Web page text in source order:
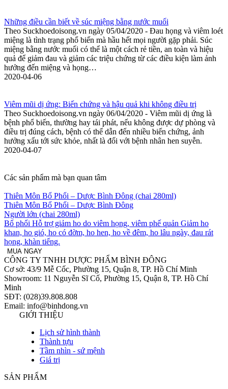
Những điều cần biết về súc miệng bằng nước muối
Theo Suckhoedoisong.vn ngày 05/04/2020 - Đau họng và viêm loét
miệng là tình trạng phổ biến mà hầu hết mọi người gặp phải. Súc
miệng bằng nước muối có thể là một cách rẻ tiền, an toàn và hiệu
quả để giảm đau và giảm các triệu chứng từ các điều kiện làm ảnh
hưởng đến miệng và họng…
2020-04-06
Viêm mũi dị ứng: Biến chứng và hậu quả khi không điều trị
Theo Suckhoedoisong.vn ngày 06/04/2020 - Viêm mũi dị ứng là
bệnh phổ biến, thường hay tái phát, nếu không được dự phòng và
điều trị đúng cách, bệnh có thể dẫn đến nhiều biến chứng, ảnh
hưởng xấu tới sức khỏe, nhất là đối với bệnh nhân hen suyễn.
2020-04-07
Các sản phẩm mà bạn quan tâm
Thiên Môn Bổ Phổi – Dược Bình Đông (chai 280ml)
Thiên Môn Bổ Phổi – Dược Bình Đông
Người lớn (chai 280ml)
Bổ phổi Hỗ trợ giảm ho do viêm họng, viêm phế quản Giảm ho
khan, ho gió, ho có đờm, ho hen, ho về đêm, ho lâu ngày, đau rát
họng, khàn tiếng.
MUA NGAY
CÔNG TY TNHH DƯỢC PHẨM BÌNH ĐÔNG
Cơ sở: 43/9 Mễ Cốc, Phường 15, Quận 8, TP. Hồ Chí Minh
Showroom: 11 Nguyễn Sĩ Cố, Phường 15, Quận 8, TP. Hồ Chí
Minh
SĐT: (028)39.808.808
Email: info@binhdong.vn
GIỚI THIỆU
Lịch sử hình thành
Thành tựu
Tầm nhìn - sứ mệnh
Giá trị
SẢN PHẨM